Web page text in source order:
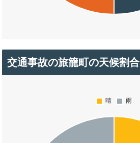
交通事故の旅籠町の天候割合